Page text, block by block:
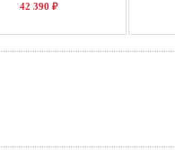
42 390 ₽